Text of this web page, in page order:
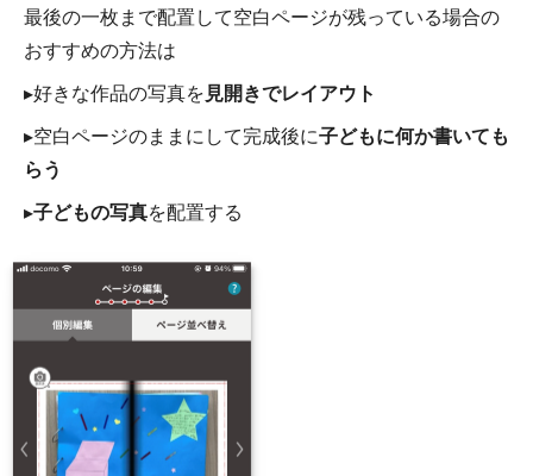
最後の一枚まで配置して空白ページが残っている場合の
おすすめの方法は
▸好きな作品の写真を見開きでレイアウト
▸空白ページのままにして完成後に子どもに何か書いても
らう
▸子どもの写真を配置する